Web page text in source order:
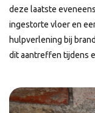
deze laatste
ingestorte vloer en
hulpverlening bij
dit aantreffen tijdens